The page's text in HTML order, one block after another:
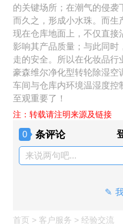
的关键场所；在潮气的侵袭
而久之，形成小水珠。而生
现在仓库地面上，不仅直接
影响其产品质量；与此同
走的安全。所以在化妆品行
豪森维尔净化型转轮除湿
车间与仓库内环境温湿度控
至观重要了！
注：转载请注明来源及链接
0 条评论
来说两句吧...
首页 > 客户服务 >经验交流